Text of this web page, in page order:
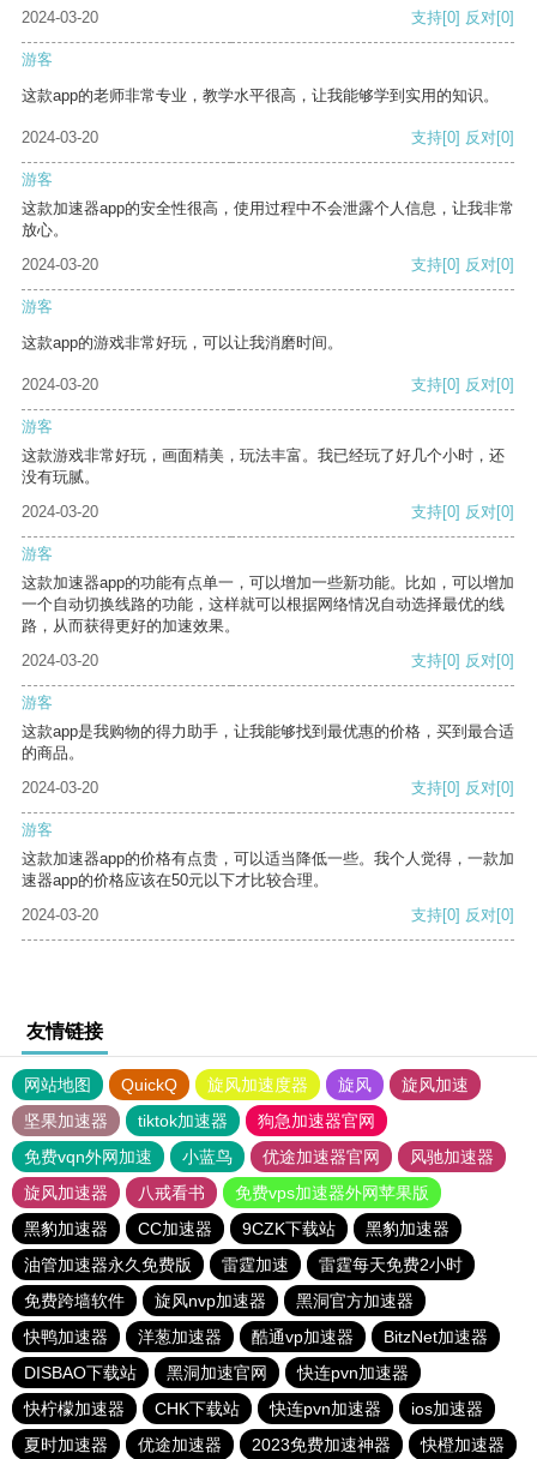
2024-03-20
支持[0] 反对[0]
游客
这款app的老师非常专业，教学水平很高，让我能够学到实用的知识。
2024-03-20 支持[0] 反对[0]
游客
这款加速器app的安全性很高，使用过程中不会泄露个人信息，让我非常
放心。
2024-03-20
支持[0] 反对[0]
游客
这款app的游戏非常好玩，可以让我消磨时间。
2024-03-20 支持[0] 反对[0]
游客
这款游戏非常好玩，画面精美，玩法丰富。我已经玩了好几个小时，还
没有玩腻。
2024-03-20
支持[0] 反对[0]
游客
这款加速器app的功能有点单一，可以增加一些新功能。比如，可以增加
一个自动切换线路的功能，这样就可以根据网络情况自动选择最优的线
路，从而获得更好的加速效果。
2024-03-20
支持[0] 反对[0]
游客
这款app是我购物的得力助手，让我能够找到最优惠的价格，买到最合适
的商品。
2024-03-20
支持[0] 反对[0]
游客
这款加速器app的价格有点贵，可以适当降低一些。我个人觉得，一款加
速器app的价格应该在50元以下才比较合理。
2024-03-20
支持[0] 反对[0]
友情链接
网站地图 QuickQ 旋风加速度器 旋风
旋风加速
坚果加速器
tiktok加速器
狗急加速器官网
免费vqn外网加速
小蓝鸟 优途加速器官网
风驰加速器
旋风加速器
八戒看书
免费vps加速器外网苹果版
黑豹加速器
CC加速器 9CZK下载站
黑豹加速器
油管加速器永久免费版
雷霆加速
雷霆每天免费2小时
免费跨墙软件
旋风nvp加速器
黑洞官方加速器
快鸭加速器
洋葱加速器 酷通vp加速器
BitzNet加速器
DISBAO下载站
黑洞加速官网
快连pvn加速器
快柠檬加速器
CHK下载站 快连pvn加速器
ios加速器
夏时加速器
优途加速器 2023免费加速神器 快橙加速器